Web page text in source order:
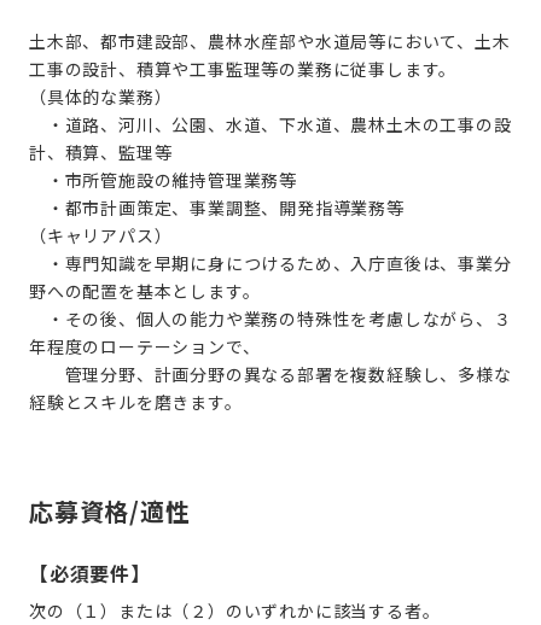
土木部、都市建設部、農林水産部や水道局等において、土木
工事の設計、積算や工事監理等の業務に従事します。
（具体的な業務）
・道路、河川、公園、水道、下水道、農林土木の工事の設
計、積算、監理等
・市所管施設の維持管理業務等
・都市計画策定、事業調整、開発指導業務等
（キャリアパス）
・専門知識を早期に身につけるため、入庁直後は、事業分
野への配置を基本とします。
・その後、個人の能力や業務の特殊性を考慮しながら、３
年程度のローテーションで、
管理分野、計画分野の異なる部署を複数経験し、多様な
経験とスキルを磨きます。
応募資格/適性
【必須要件】
次の（１）または（２）のいずれかに該当する者。